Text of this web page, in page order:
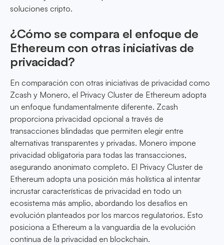
soluciones cripto.
¿Cómo se compara el enfoque de
Ethereum con otras iniciativas de
privacidad?
En comparación con otras iniciativas de privacidad como
Zcash y Monero, el Privacy Cluster de Ethereum adopta
un enfoque fundamentalmente diferente. Zcash
proporciona privacidad opcional a través de
transacciones blindadas que permiten elegir entre
alternativas transparentes y privadas. Monero impone
privacidad obligatoria para todas las transacciones,
asegurando anonimato completo. El Privacy Cluster de
Ethereum adopta una posición más holística al intentar
incrustar características de privacidad en todo un
ecosistema más amplio, abordando los desafíos en
evolución planteados por los marcos regulatorios. Esto
posiciona a Ethereum a la vanguardia de la evolución
continua de la privacidad en blockchain.